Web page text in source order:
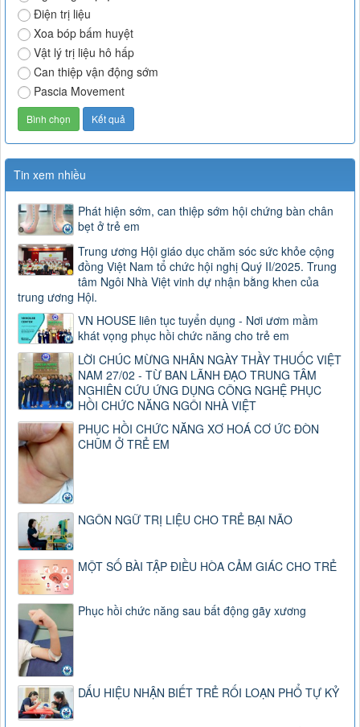
Điện trị liệu
Xoa bóp bấm huyệt
Vật lý trị liệu hô hấp
Can thiệp vận động sớm
Pascia Movement
Tin xem nhiều
Phát hiện sớm, can thiệp sớm hội chứng bàn chân
bẹt ở trẻ em
Trung ương Hội giáo dục chăm sóc sức khỏe cộng
đồng Việt Nam tổ chức hội nghị Quý II/2025. Trung
tâm Ngôi Nhà Việt vinh dự nhận bằng khen của
trung ương Hội.
VN HOUSE liên tục tuyển dụng - Nơi ươm mầm
khát vọng phục hồi chức năng cho trẻ em
LỜI CHÚC MỪNG NHÂN NGÀY THẦY THUỐC VIỆT
NAM 27/02 - TỪ BAN LÃNH ĐẠO TRUNG TÂM
NGHIÊN CỨU ỨNG DỤNG CÔNG NGHỆ PHỤC
HỒI CHỨC NĂNG NGÔI NHÀ VIỆT
PHỤC HỒI CHỨC NĂNG XƠ HOÁ CƠ ỨC ĐÒN
CHŨM Ở TRẺ EM
NGÔN NGỮ TRỊ LIỆU CHO TRẺ BẠI NÃO
MỘT SỐ BÀI TẬP ĐIỀU HÒA CẢM GIÁC CHO TRẺ
Phục hồi chức năng sau bất động gãy xương
DẤU HIỆU NHẬN BIẾT TRẺ RỐI LOẠN PHỔ TỰ KỶ